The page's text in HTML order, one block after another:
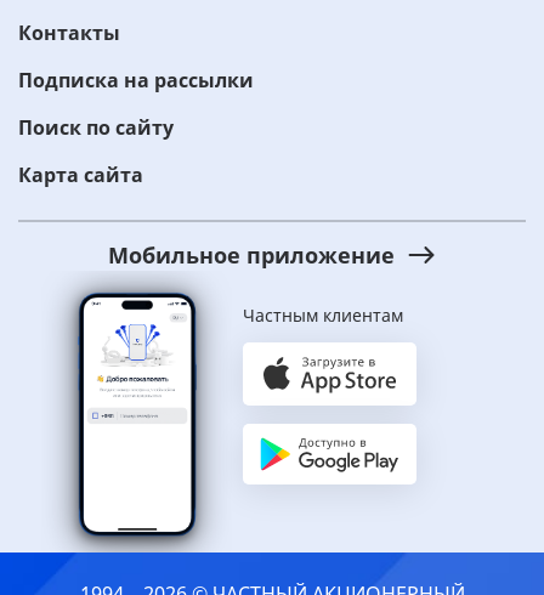
Контакты
Подписка на рассылки
Поиск по сайту
Карта сайта
Мобильное приложение
Частным клиентам